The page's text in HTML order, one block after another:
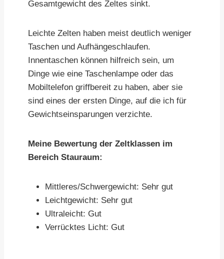
Gesamtgewicht des Zeltes sinkt.
Leichte Zelten haben meist deutlich weniger
Taschen und Aufhängeschlaufen.
Innentaschen können hilfreich sein, um
Dinge wie eine Taschenlampe oder das
Mobiltelefon griffbereit zu haben, aber sie
sind eines der ersten Dinge, auf die ich für
Gewichtseinsparungen verzichte.
Meine Bewertung der Zeltklassen im
Bereich Stauraum:
Mittleres/Schwergewicht: Sehr gut
Leichtgewicht: Sehr gut
Ultraleicht: Gut
Verrücktes Licht: Gut